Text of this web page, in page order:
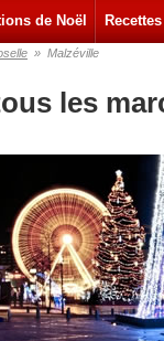
de Noël
» Malzéville
les